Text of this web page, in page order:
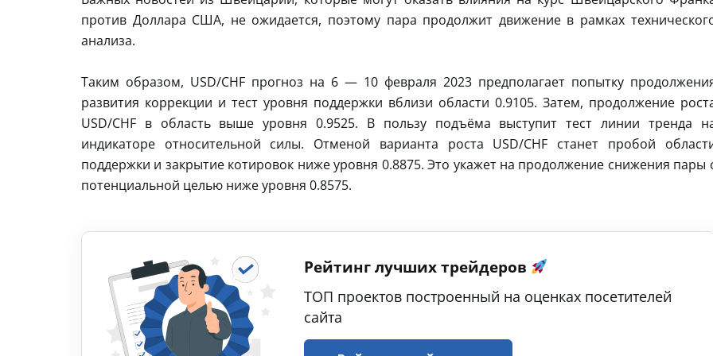
против Доллара США, не ожидается, поэтому пара продолжит движение в рамках
анализа.
Таким образом, USD/CHF прогноз на 6 — 10 февраля 2023 предполагает попытку
развития коррекции и тест уровня поддержки вблизи области 0.9105. Затем, продолжение
USD/CHF в область выше уровня 0.9525. В пользу подъёма выступит тест линии тренда
индикаторе относительной силы. Отменой варианта роста USD/CHF станет пробой
поддержки и закрытие котировок ниже уровня 0.8875. Это укажет на продолжение снижения пары
потенциальной целью ниже уровня 0.8575.
Рейтинг лучших трейдеров
ТОП проектов построенный на оценках посетителей
сайта